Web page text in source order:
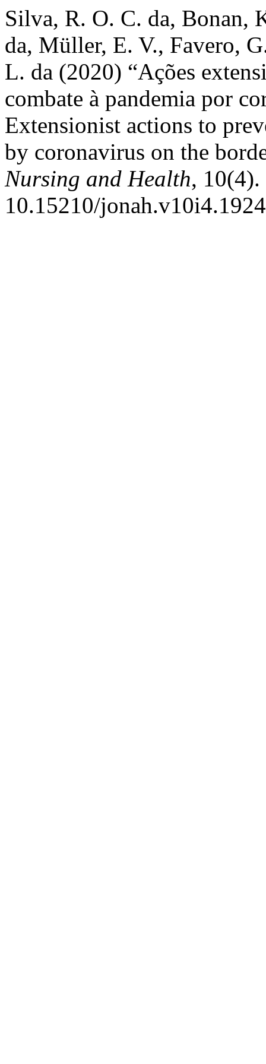
Silva, R. O. C. da, Bonan,
da, Müller, E. V., Favero,
L. da (2020) “Ações
combate à pandemia por
Extensionist actions to
by coronavirus on the
Nursing and Health,
10.15210/